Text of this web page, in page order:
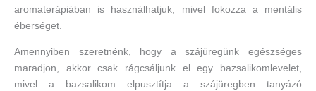
aromaterápiában is használhatjuk, mivel fokozza a mentális
éberséget.
Amennyiben szeretnénk, hogy a szájüregünk egészséges
maradjon, akkor csak rágcsáljunk el egy bazsalikomlevelet,
mivel a bazsalikom elpusztítja a szájüregben tanyázó